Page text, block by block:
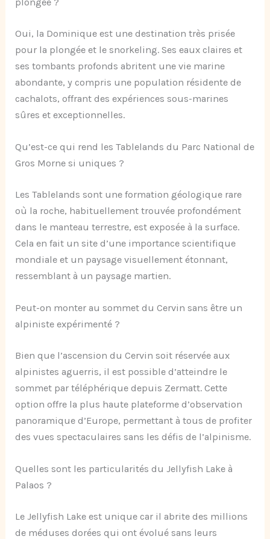
plongée ?
Oui, la Dominique est une destination très prisée
pour la plongée et le snorkeling. Ses eaux claires et
ses tombants profonds abritent une vie marine
abondante, y compris une population résidente de
cachalots, offrant des expériences sous-marines
sûres et exceptionnelles.
Qu’est-ce qui rend les Tablelands du Parc National de
Gros Morne si uniques ?
Les Tablelands sont une formation géologique rare
où la roche, habituellement trouvée profondément
dans le manteau terrestre, est exposée à la surface.
Cela en fait un site d’une importance scientifique
mondiale et un paysage visuellement étonnant,
ressemblant à un paysage martien.
Peut-on monter au sommet du Cervin sans être un
alpiniste expérimenté ?
Bien que l’ascension du Cervin soit réservée aux
alpinistes aguerris, il est possible d’atteindre le
sommet par téléphérique depuis Zermatt. Cette
option offre la plus haute plateforme d’observation
panoramique d’Europe, permettant à tous de profiter
des vues spectaculaires sans les défis de l’alpinisme.
Quelles sont les particularités du Jellyfish Lake à
Palaos ?
Le Jellyfish Lake est unique car il abrite des millions
de méduses dorées qui ont évolué sans leurs